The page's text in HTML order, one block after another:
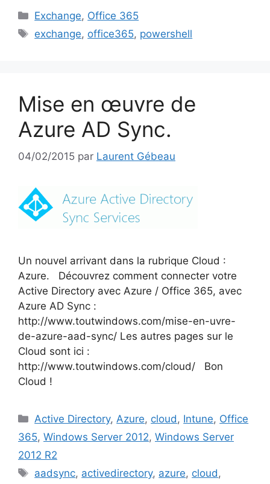
Catégories
Exchange, Office 365
Étiquettes
exchange, office365, powershell
Mise en œuvre de
Azure AD Sync.
04/02/2015 par Laurent Gébeau
Un nouvel arrivant dans la rubrique Cloud :
Azure. Découvrez comment connecter votre
Active Directory avec Azure / Office 365, avec
Azure AD Sync :
http://www.toutwindows.com/mise-en-uvre-
de-azure-aad-sync/ Les autres pages sur le
Cloud sont ici :
http://www.toutwindows.com/cloud/ Bon
Cloud !
Catégories
Active Directory, Azure, cloud , Intune, Office
365, Windows Server 2012, Windows Server
2012 R2
Étiquettes
aadsync, activedirectory, azure, cloud ,